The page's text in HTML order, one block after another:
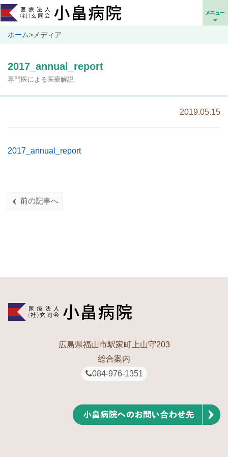
ホーム> メディア
2017_annual_report
専門医による医療解説
2019.05.15
2017_annual_report
前の記事へ
広島県福山市駅家町上山守203
総合案内
084-976-1351